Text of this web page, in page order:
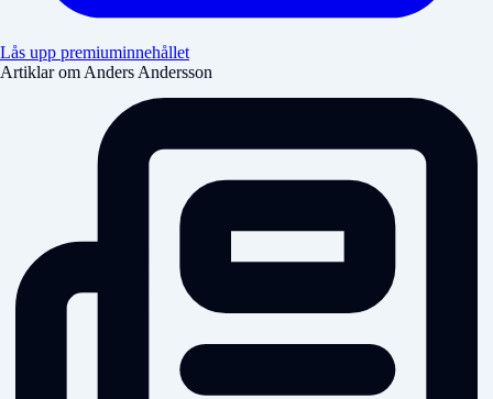
Lås upp premiuminnehållet
Artiklar om Anders Andersson